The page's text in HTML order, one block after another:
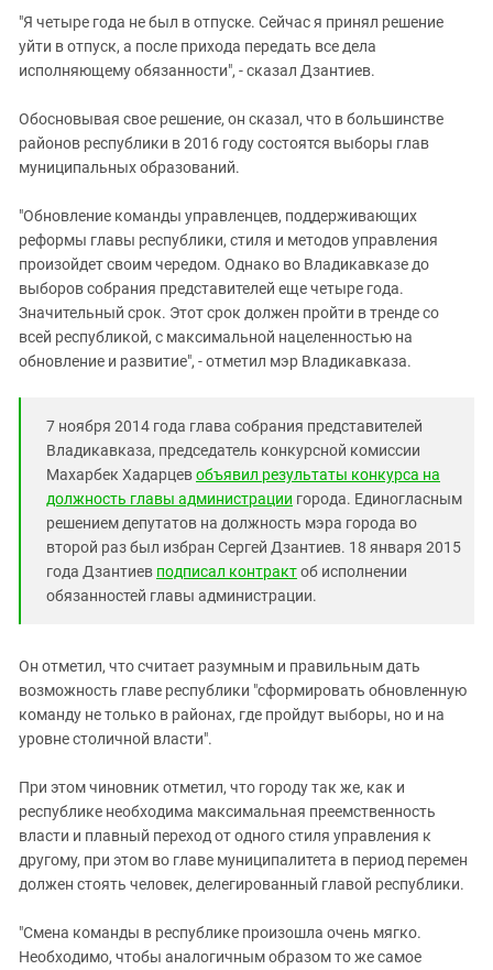
ЮФО
"Я четыре года не был в отпуске. Сейчас я принял решение
уйти в отпуск, а после прихода передать все дела
исполняющему обязанности", - сказал Дзантиев.
Обосновывая свое решение, он сказал, что в большинстве
районов республики в 2016 году состоятся выборы глав
муниципальных образований.
"Обновление команды управленцев, поддерживающих
реформы главы республики, стиля и методов управления
произойдет своим чередом. Однако во Владикавказе до
выборов собрания представителей еще четыре года.
Значительный срок. Этот срок должен пройти в тренде со
всей республикой, с максимальной нацеленностью на
обновление и развитие", - отметил мэр Владикавказа.
7 ноября 2014 года глава собрания представителей
Владикавказа, председатель конкурсной комиссии
Махарбек Хадарцевобъявил результаты конкурса на
должность главы администрации города. Единогласным
решением депутатов на должность мэра города во
второй раз был избран Сергей Дзантиев. 18 января 2015
года Дзантиев подписал контрактоб исполнении
обязанностей главы администрации.
Он отметил, что считает разумным и правильным дать
возможность главе республики "сформировать обновленную
команду не только в районах, где пройдут выборы, но и на
уровне столичной власти".
При этом чиновник отметил, что городу так же, как и
республике необходима максимальная преемственность
власти и плавный переход от одного стиля управления к
другому, при этом во главе муниципалитета в период перемен
должен стоять человек, делегированный главой республики.
"Смена команды в республике произошла очень мягко.
Необходимо, чтобы аналогичным образом то же самое